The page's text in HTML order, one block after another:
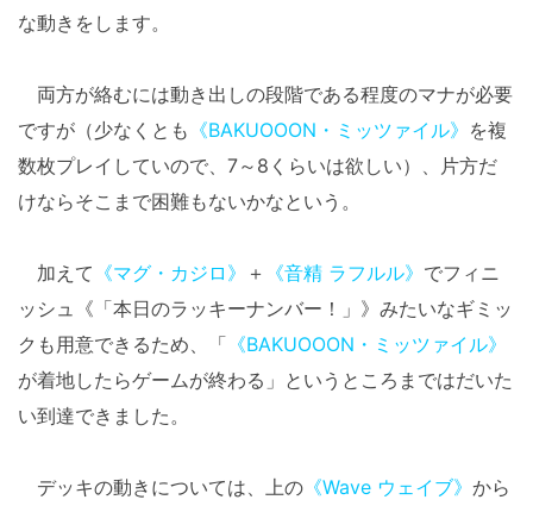
な動きをします。
両方が絡むには動き出しの段階である程度のマナが必要
ですが（少なくとも 《BAKUOOON・ミッツァイル》 を複
数枚プレイしていので、7～8くらいは欲しい）、片方だ
けならそこまで困難もないかなという。
加えて 《マグ・カジロ》 ＋ 《音精 ラフルル》 でフィニ
ッシュ《「本日のラッキーナンバー！」》みたいなギミッ
クも用意できるため、「 《BAKUOOON・ミッツァイル》
が着地したらゲームが終わる」というところまではだいた
い到達できました。
デッキの動きについては、上の 《Wave ウェイブ》 から